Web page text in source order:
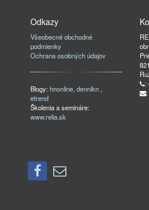
Odkazy
Všeobecné obchodné
podmienky
Ochrana osobných údajov
Blogy:hnonline,dennikn ,
etrend
Školenia a semináre:
www.relia.sk
:
: